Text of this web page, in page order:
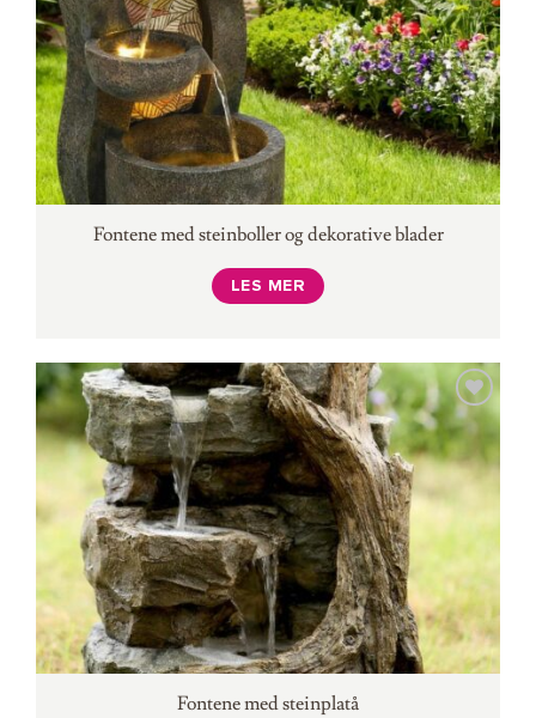
Fontene med steinboller og dekorative blader
LES MER
Fontene med steinplatå